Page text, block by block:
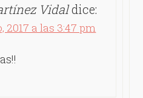
Vidaldice:
2017 a las 3:47 pm